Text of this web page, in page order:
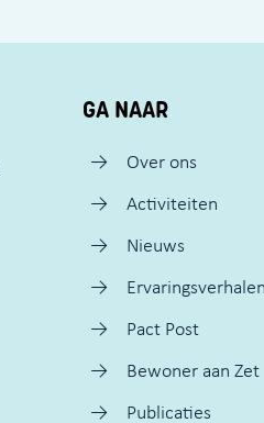
GA NAAR
Over ons
Activiteiten
Nieuws
Ervaringsverhalen
Pact Post
Bewoner aan Zet
Publicaties